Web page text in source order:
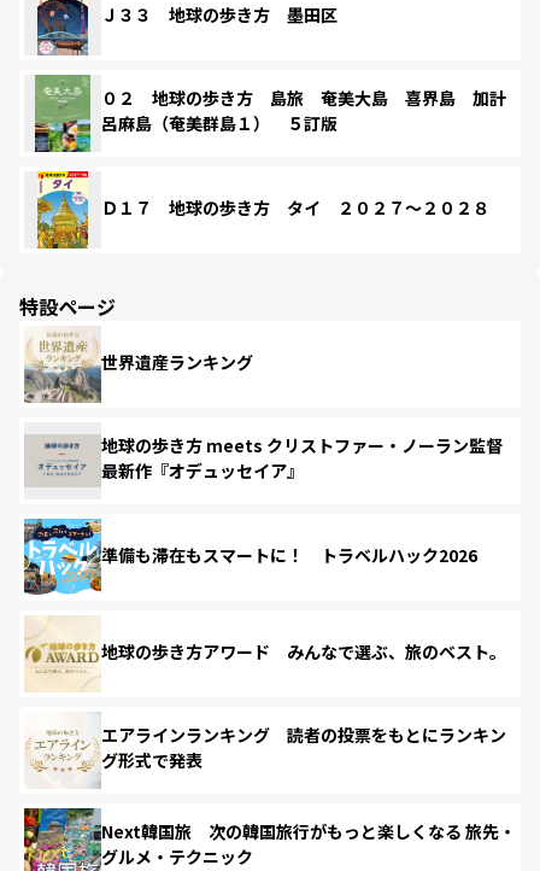
Ｊ３３ 地球の歩き方 墨田区
０２ 地球の歩き方 島旅 奄美大島 喜界島 加計
呂麻島（奄美群島１） ５訂版
Ｄ１７ 地球の歩き方 タイ ２０２７～２０２８
特設ページ
世界遺産ランキング
地球の歩き方 meets クリストファー・ノーラン監督
最新作『オデュッセイア』
準備も滞在もスマートに！ トラベルハック2026
地球の歩き方アワード みんなで選ぶ、旅のベスト。
エアラインランキング 読者の投票をもとにランキン
グ形式で発表
Next韓国旅 次の韓国旅行がもっと楽しくなる 旅先・
グルメ・テクニック